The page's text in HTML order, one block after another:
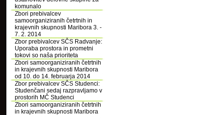
komunalo
Zbori prebivalcev
samoorganiziranih četrtnih in
krajevnih skupnosti Maribora 3. -
7. 2. 2014
Zbor prebivalcev SČS Radvanje:
Uporaba prostora in prometni
tokovi so naša prioriteta
Zbori samoorganiziranih četrtnih
in krajevnih skupnosti Maribora
od 10. do 14. februarja 2014
Zbor prebivalcev SČS Studenci:
Studenčani sedaj razpravljamo v
prostorih MČ Studenci
Zbori samoorganiziranih četrtnih
in krajevnih skupnosti Maribora